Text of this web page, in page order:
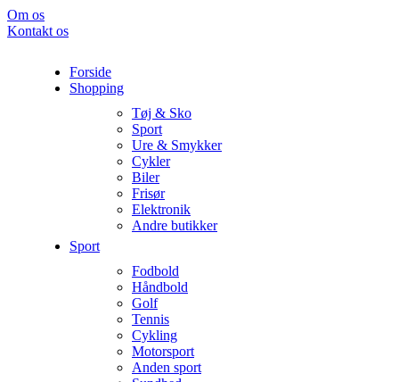
Om os
Kontakt os
Forside
Shopping
Tøj & Sko
Sport
Ure & Smykker
Cykler
Biler
Frisør
Elektronik
Andre butikker
Sport
Fodbold
Håndbold
Golf
Tennis
Cykling
Motorsport
Anden sport